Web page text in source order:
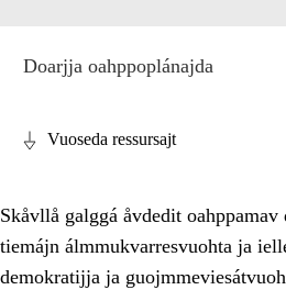
Doarjja oahppoplánajda
Vuoseda ressursajt
Skåvllå galggá åvdedit oahppamav
tiemájn álmmukvarresvuohta ja
demokratijja ja